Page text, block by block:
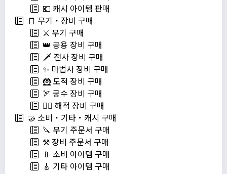
💶 캐시 아이템 판매
🧾 무기・장비 구매
⚔️ 무기 구매
👑 공용 장비 구매
🗡️ 전사 장비 구매
✨ 마법사 장비 구매
🦹 도적 장비 구매
🏹 궁수 장비 구매
🏴‍☠️ 해적 장비 구매
🤝 소비・기타・캐시 구매
🔪 무기 주문서 구매
⚒️ 장비 주문서 구매
🍼 소비 아이템 구매
🎸 기타 아이템 구매